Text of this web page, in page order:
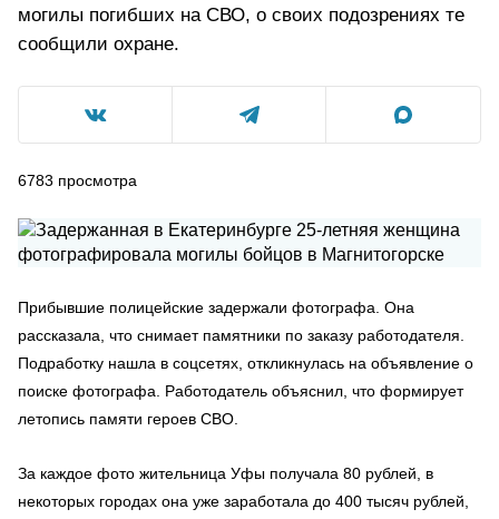
могилы погибших на СВО, о своих подозрениях те
сообщили охране.
6783 просмотра
Прибывшие полицейские задержали фотографа. Она
рассказала, что снимает памятники по заказу работодателя.
Подработку нашла в соцсетях, откликнулась на объявление о
поиске фотографа. Работодатель объяснил, что формирует
летопись памяти героев СВО.
За каждое фото жительница Уфы получала 80 рублей, в
некоторых городах она уже заработала до 400 тысяч рублей,